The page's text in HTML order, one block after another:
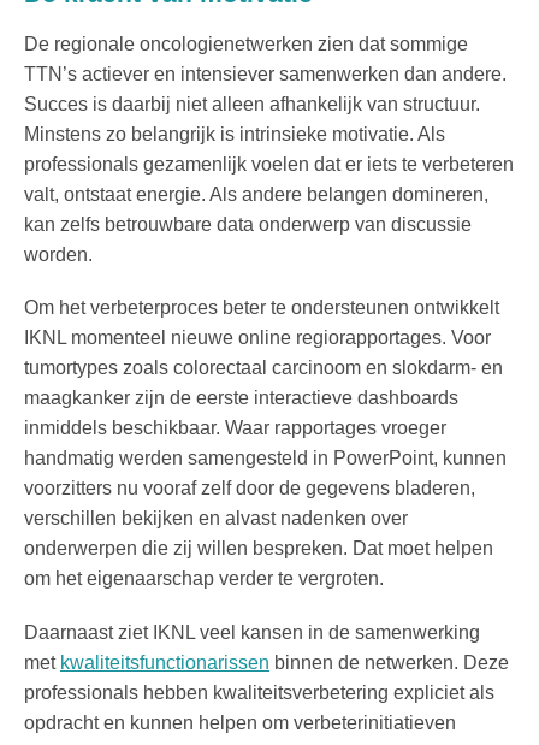
De regionale oncologienetwerken zien dat sommige
TTN’s actiever en intensiever samenwerken dan andere.
Succes is daarbij niet alleen afhankelijk van structuur.
Minstens zo belangrijk is intrinsieke motivatie. Als
professionals gezamenlijk voelen dat er iets te verbeteren
valt, ontstaat energie. Als andere belangen domineren,
kan zelfs betrouwbare data onderwerp van discussie
worden.
Om het verbeterproces beter te ondersteunen ontwikkelt
IKNL momenteel nieuwe online regiorapportages. Voor
tumortypes zoals colorectaal carcinoom en slokdarm- en
maagkanker zijn de eerste interactieve dashboards
inmiddels beschikbaar. Waar rapportages vroeger
handmatig werden samengesteld in PowerPoint, kunnen
voorzitters nu vooraf zelf door de gegevens bladeren,
verschillen bekijken en alvast nadenken over
onderwerpen die zij willen bespreken. Dat moet helpen
om het eigenaarschap verder te vergroten.
Daarnaast ziet IKNL veel kansen in de samenwerking
met kwaliteitsfunctionarissen binnen de netwerken. Deze
professionals hebben kwaliteitsverbetering expliciet als
opdracht en kunnen helpen om verbeterinitiatieven